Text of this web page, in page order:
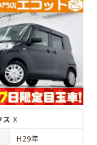
ス X
H29年